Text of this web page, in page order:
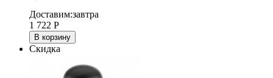
Доставим:завтра
1 722 Р
В корзину
Скидка